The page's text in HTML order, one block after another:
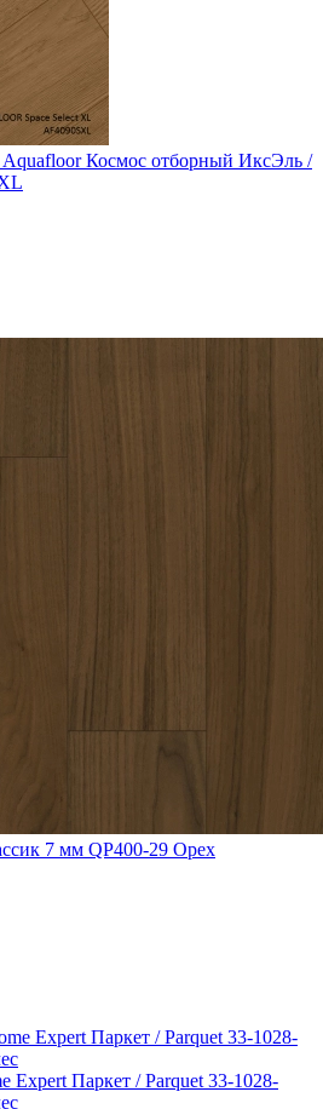
Космос отборный ИксЭль /
7 мм QP400-29 Орех
Expert Паркет / Parquet 33-1028-